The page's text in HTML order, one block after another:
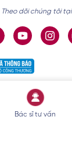
Theo dõi chúng tôi tại
Bác sĩ tư vấn